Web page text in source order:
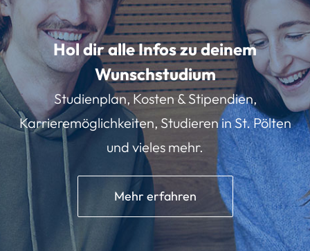
Hol dir alle Infos zu deinem
Wunschstudium
Studienplan, Kosten & Stipendien,
Karrieremöglichkeiten, Studieren in St. Pölten
und vieles mehr.
Mehr erfahren